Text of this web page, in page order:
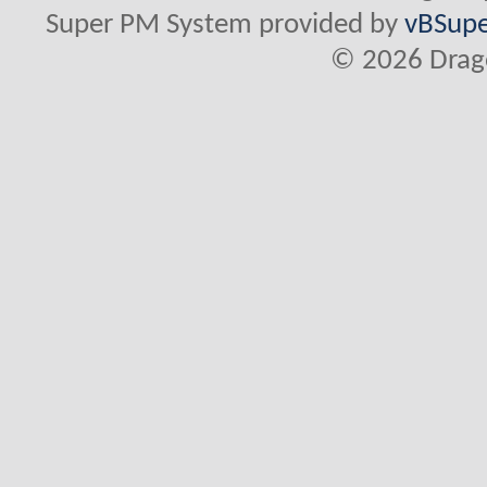
Super PM System provided by
© 2026